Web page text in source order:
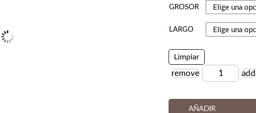
GROSOR
LARGO
Limpiar
Cantidad
remove add
AÑADIR